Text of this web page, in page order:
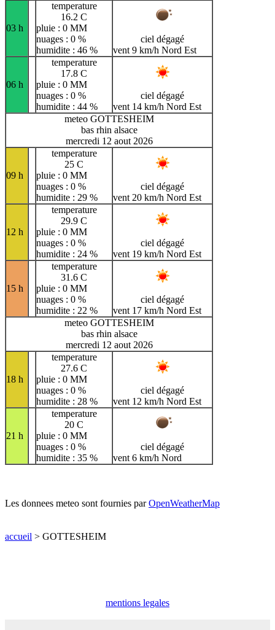
03 h
temperature
16.2 C
pluie : 0 MM
nuages : 0 %
humidite : 46 %
ciel dégagé
vent 9 km/h Nord Est
06 h
temperature
17.8 C
pluie : 0 MM
nuages : 0 %
humidite : 44 %
ciel dégagé
vent 14 km/h Nord Est
meteo GOTTESHEIM
bas rhin alsace
mercredi 12 aout 2026
09 h
temperature
25 C
pluie : 0 MM
nuages : 0 %
humidite : 29 %
ciel dégagé
vent 20 km/h Nord Est
12 h
temperature
29.9 C
pluie : 0 MM
nuages : 0 %
humidite : 24 %
ciel dégagé
vent 19 km/h Nord Est
15 h
temperature
31.6 C
pluie : 0 MM
nuages : 0 %
humidite : 22 %
ciel dégagé
vent 17 km/h Nord Est
meteo GOTTESHEIM
bas rhin alsace
mercredi 12 aout 2026
18 h
temperature
27.6 C
pluie : 0 MM
nuages : 0 %
humidite : 28 %
ciel dégagé
vent 12 km/h Nord Est
21 h
temperature
20 C
pluie : 0 MM
nuages : 0 %
humidite : 35 %
ciel dégagé
vent 6 km/h Nord
Les donnees meteo sont fournies parOpenWeatherMap
accueil > GOTTESHEIM
mentions legales